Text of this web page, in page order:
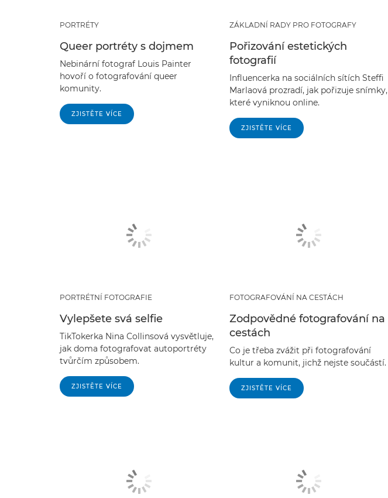
PORTRÉTY
Queer portréty s dojmem
Nebinární fotograf Louis Painter
hovoří o fotografování queer
komunity.
ZJISTĚTE VÍCE
ZÁKLADNÍ RADY PRO FOTOGRAFY
Pořizování estetických
fotografií
Influencerka na sociálních sítích Steffi
Marlaová prozradí, jak pořizuje snímky,
které vyniknou online.
ZJISTĚTE VÍCE
PORTRÉTNÍ FOTOGRAFIE
Vylepšete svá selfie
TikTokerka Nina Collinsová vysvětluje,
jak doma fotografovat autoportréty
tvůrčím způsobem.
ZJISTĚTE VÍCE
FOTOGRAFOVÁNÍ NA CESTÁCH
Zodpovědné fotografování na
cestách
Co je třeba zvážit při fotografování
kultur a komunit, jichž nejste součástí.
ZJISTĚTE VÍCE